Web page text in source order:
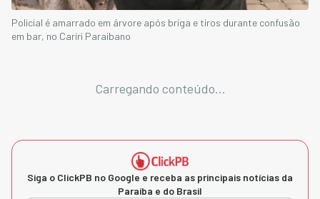
Policial é amarrado em árvore após briga e tiros durante confusão
em bar, no Cariri Paraibano
Carregando conteúdo...
Siga o ClickPB no Google e receba as principais notícias da
Paraíba e do Brasil